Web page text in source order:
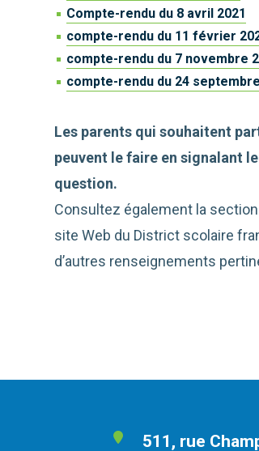
Compte-rendu du 8 avril 2021
compte-rendu du 11 février
compte-rendu du 7 novembre
compte-rendu du 24
Les parents qui souhaitent
peuvent le faire en signalant
question.
Consultez également la section
site Web du District scolaire
d’autres renseignements
511, rue